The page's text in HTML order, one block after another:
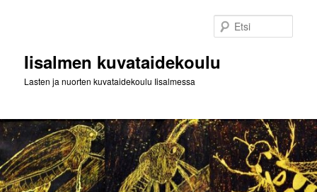
Iisalmen kuvataidekoulu
Lasten ja nuorten kuvataidekoulu Iisalmessa